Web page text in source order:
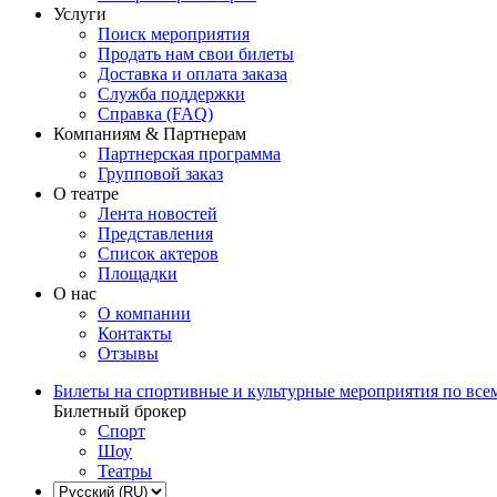
Услуги
Поиск мероприятия
Продать нам свои билеты
Доставка и оплата заказа
Служба поддержки
Справка (FAQ)
Компаниям & Партнерам
Партнерская программа
Групповой заказ
О театре
Лента новостей
Представления
Список актеров
Площадки
О нас
О компании
Контакты
Отзывы
Билеты на спортивные и культурные мероприятия по
Билетный брокер
Спорт
Шоу
Театры